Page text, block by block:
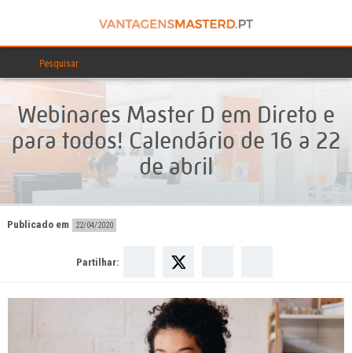
Webinares Master D em Direto e
para todos! Calendário de 16 a 22
de abril
Publicado em 22/04/2020
Partilhar: